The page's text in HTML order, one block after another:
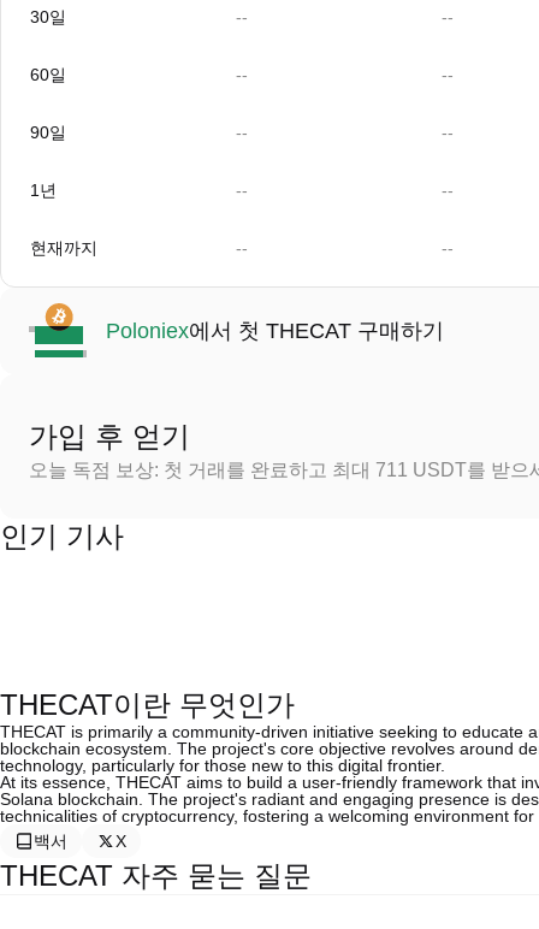
30일 -- --
60일 -- --
90일 -- --
1년 -- --
현재까지 -- --
Poloniex에서 첫 THECAT 구매하기
가입 후 얻기
오늘 독점 보상: 첫 거래를 완료하고 최대 711 USDT를 받으
인기 기사
THECAT이란 무엇인가
THECAT is primarily a community-driven initiative seeking to
blockchain ecosystem. The project's core objective revolves around
technology, particularly for those new to this digital frontier.
At its essence, THECAT aims to build a user-friendly framework that
Solana blockchain. The project's radiant and engaging presence is
technicalities of cryptocurrency, fostering a welcoming environment
백서
X
THECAT 자주 묻는 질문